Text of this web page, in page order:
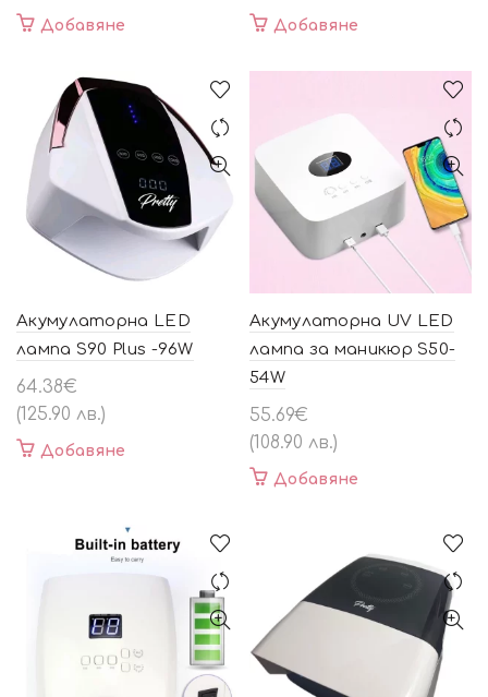
Добавяне Добавяне
Акумулаторна LED
лампа S90 Plus -96W
64.38€
(125.90 лв.)
Добавяне
Акумулаторна UV LED
лампа за маникюр S50-
54W
55.69€
(108.90 лв.)
Добавяне